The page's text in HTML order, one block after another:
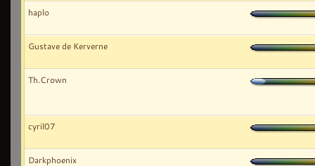
haplo
Gustave de Kerverne
Th.Crown
cyril07
Darkphoenix